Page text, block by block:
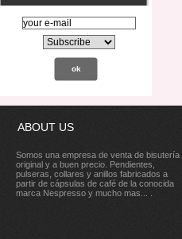
ABOUT US
Somos una empresa de venta de bisutería
original y a buen precio. Pendientes,
pulseras, collares y anillos fabricados a
partir de cápsulas de café de la conocida
marca Nespresso y mucho mas... .